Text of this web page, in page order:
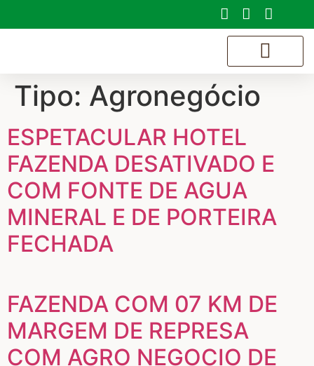
Tipo: Agronegócio
ESPETACULAR HOTEL
FAZENDA DESATIVADO E
COM FONTE DE AGUA
MINERAL E DE PORTEIRA
FECHADA
FAZENDA COM 07 KM DE
MARGEM DE REPRESA
COM AGRO NEGOCIO DE